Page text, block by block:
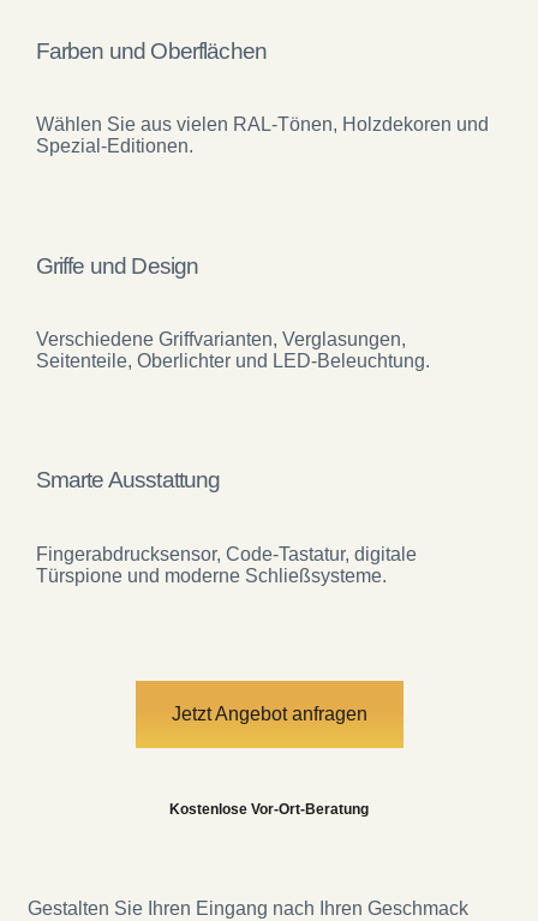
Farben und Oberflächen
Wählen Sie aus vielen RAL-Tönen, Holzdekoren und
Spezial-Editionen.
Griffe und Design
Verschiedene Griffvarianten, Verglasungen,
Seitenteile, Oberlichter und LED-Beleuchtung.
Smarte Ausstattung
Fingerabdrucksensor, Code-Tastatur, digitale
Türspione und moderne Schließsysteme.
Jetzt Angebot anfragen
Kostenlose Vor-Ort-Beratung
Gestalten Sie Ihren Eingang nach Ihren Geschmack